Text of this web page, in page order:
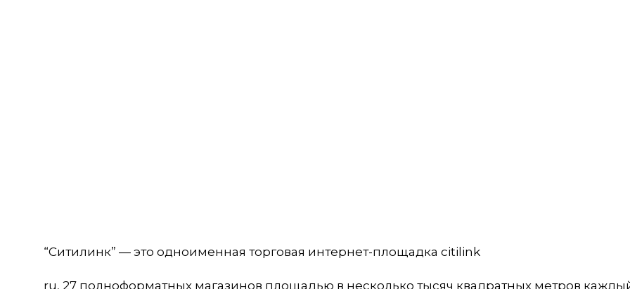
“Ситилинк” — это одноименная торговая интернет-площадка citilink
ru, 27 полноформатных магазинов площадью в несколько тысяч квадратных метров